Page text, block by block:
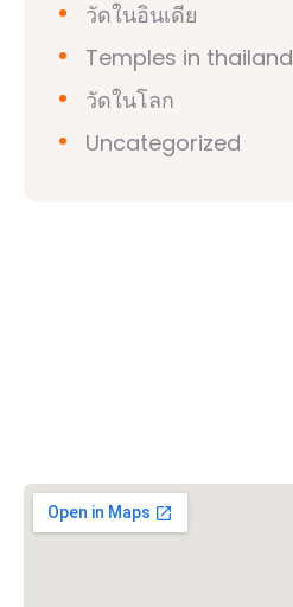
วัดในอินเดีย
Temples in thailand
วัดในโลก
Uncategorized